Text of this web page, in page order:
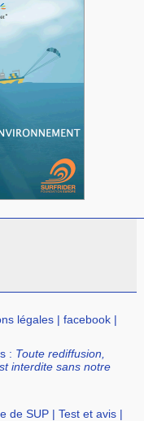
légales |facebook |
: Toute rediffusion,
interdite sans notre
de SUP |Test et avis |